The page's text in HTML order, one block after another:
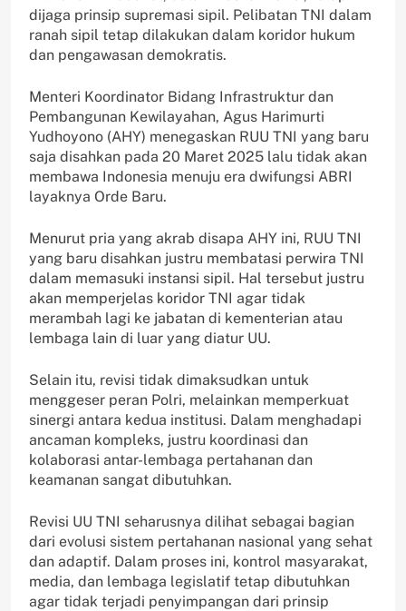
dijaga prinsip supremasi sipil. Pelibatan TNI dalam
ranah sipil tetap dilakukan dalam koridor hukum
dan pengawasan demokratis.
Menteri Koordinator Bidang Infrastruktur dan
Pembangunan Kewilayahan, Agus Harimurti
Yudhoyono (AHY) menegaskan RUU TNI yang baru
saja disahkan pada 20 Maret 2025 lalu tidak akan
membawa Indonesia menuju era dwifungsi ABRI
layaknya Orde Baru.
Menurut pria yang akrab disapa AHY ini, RUU TNI
yang baru disahkan justru membatasi perwira TNI
dalam memasuki instansi sipil. Hal tersebut justru
akan memperjelas koridor TNI agar tidak
merambah lagi ke jabatan di kementerian atau
lembaga lain di luar yang diatur UU.
Selain itu, revisi tidak dimaksudkan untuk
menggeser peran Polri, melainkan memperkuat
sinergi antara kedua institusi. Dalam menghadapi
ancaman kompleks, justru koordinasi dan
kolaborasi antar-lembaga pertahanan dan
keamanan sangat dibutuhkan.
Revisi UU TNI seharusnya dilihat sebagai bagian
dari evolusi sistem pertahanan nasional yang sehat
dan adaptif. Dalam proses ini, kontrol masyarakat,
media, dan lembaga legislatif tetap dibutuhkan
agar tidak terjadi penyimpangan dari prinsip